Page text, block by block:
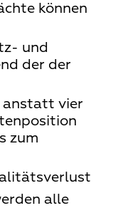
können
und
der der
anstatt vier
zum
alle